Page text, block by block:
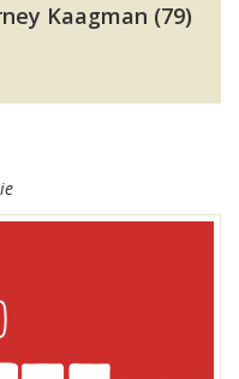
Kaagman (79)